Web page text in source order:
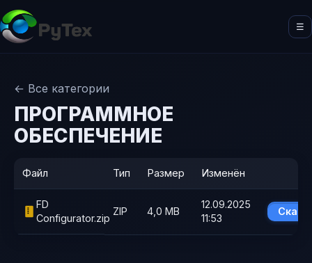
☰
← Все категории
ПРОГРАММНОЕ
ОБЕСПЕЧЕНИЕ
Файл Тип Размер Изменён
FD
Configurator.zip
ZIP 4,0 MB
12.09.2025
11:53